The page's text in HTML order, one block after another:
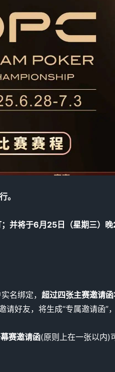
。
并将于6月25日（星期三）
名绑定， 超过四张主赛邀请
好友，将生成“专属邀请函”
赛邀请函(原则上在一张以内)